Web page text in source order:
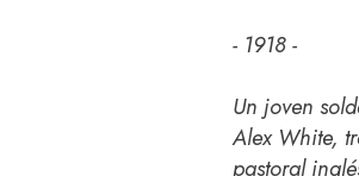
- 1918 -
Un joven
Alex White,
pastoral